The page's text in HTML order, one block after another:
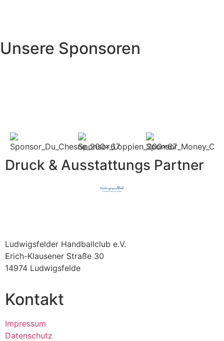
Unsere Sponsoren
Druck & Ausstattungs Partner
Ludwigsfelder Handballclub e.V.
Erich-Klausener Straße 30
14974 Ludwigsfelde
Kontakt
Impressum
Datenschutz